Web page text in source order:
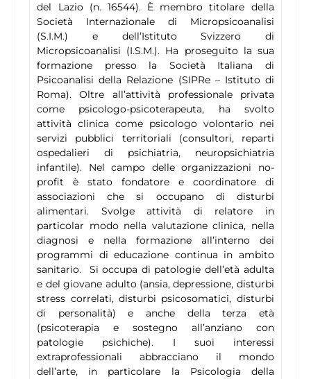
del Lazio (n. 16544). È membro titolare della
Società Internazionale di Micropsicoanalisi
(S.I.M.) e dell’Istituto Svizzero di
Micropsicoanalisi (I.S.M.). Ha proseguito la sua
formazione presso la Società Italiana di
Psicoanalisi della Relazione (SIPRe – Istituto di
Roma). Oltre all’attività professionale privata
come psicologo-psicoterapeuta, ha svolto
attività clinica come psicologo volontario nei
servizi pubblici territoriali (consultori, reparti
ospedalieri di psichiatria, neuropsichiatria
infantile). Nel campo delle organizzazioni no-
profit è stato fondatore e coordinatore di
associazioni che si occupano di disturbi
alimentari. Svolge attività di relatore in
particolar modo nella valutazione clinica, nella
diagnosi e nella formazione all’interno dei
programmi di educazione continua in ambito
sanitario. Si occupa di patologie dell’età adulta
e del giovane adulto (ansia, depressione, disturbi
stress correlati, disturbi psicosomatici, disturbi
di personalità) e anche della terza età
(psicoterapia e sostegno all’anziano con
patologie psichiche). I suoi interessi
extraprofessionali abbracciano il mondo
dell’arte, in particolare la Psicologia della